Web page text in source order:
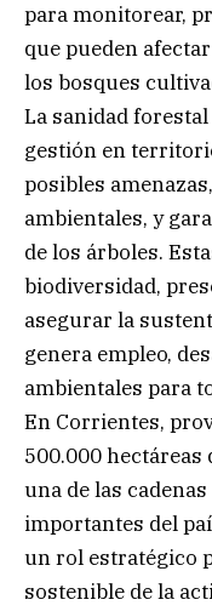
para monitorear,
que pueden
los bosques
La sanidad
gestión en
posibles
ambientales, y
de los árboles.
biodiversidad,
asegurar la
genera empleo,
ambientales para
En Corrientes,
500.000
una de las
importantes del
un rol estratégico
sostenible de la